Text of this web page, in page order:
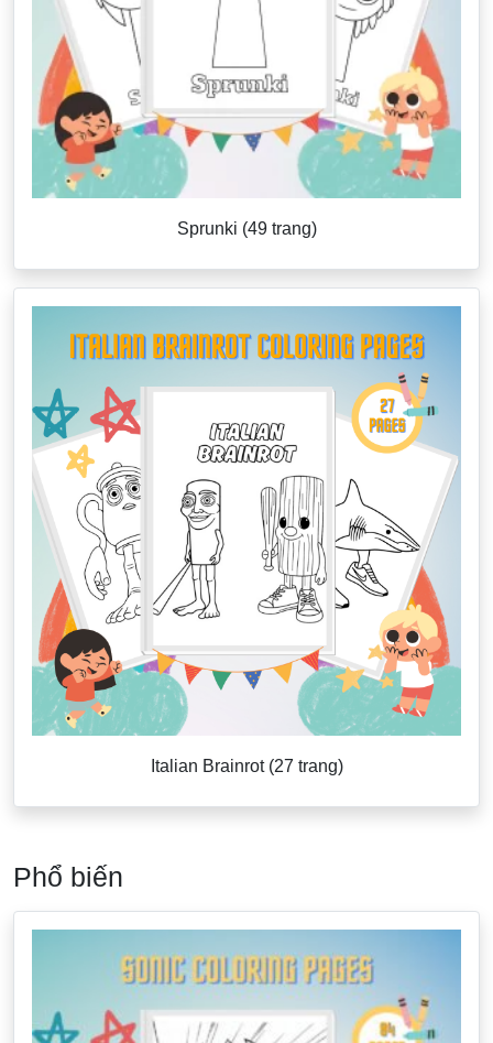
Sprunki (49 trang)
Italian Brainrot (27 trang)
Phổ biến